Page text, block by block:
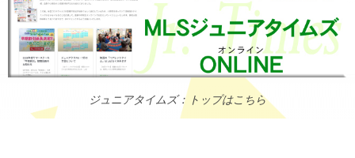
ジュニアタイムズ：トップはこちら